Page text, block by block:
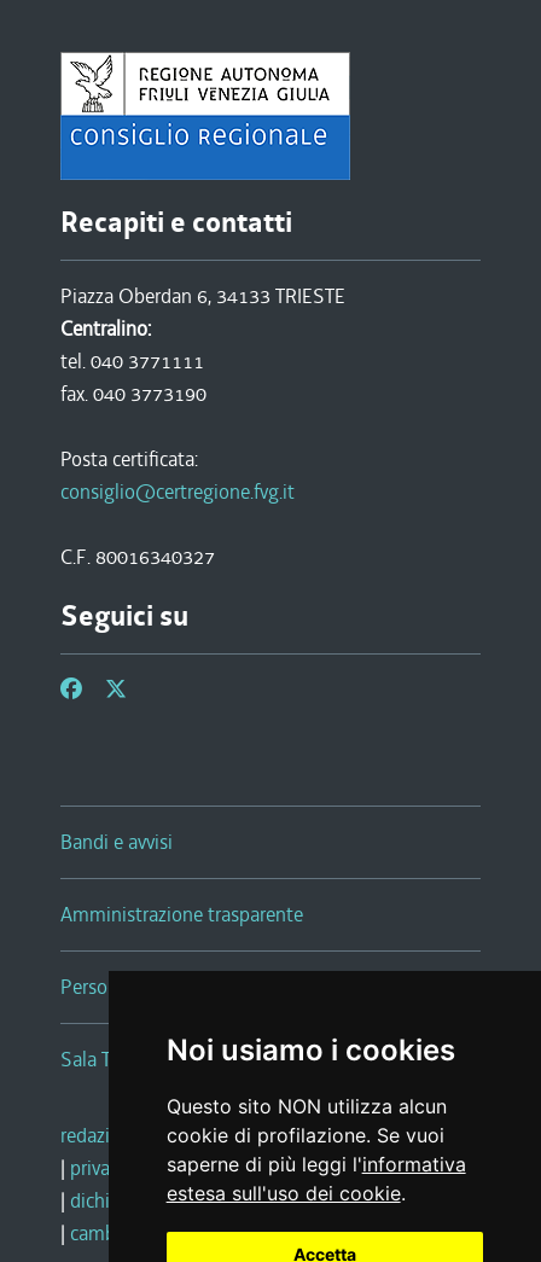
Noi usiamo i cookies
Questo sito NON utilizza alcun
cookie di profilazione. Se vuoi
saperne di più leggi l'informativa
estesa sull'uso dei cookie.
Accetta
Recapiti e contatti
Piazza Oberdan 6, 34133 TRIESTE
Centralino:
tel. 040 3771111
fax. 040 3773190
Posta certificata:
consiglio@certregione.fvg.it
C.F. 80016340327
Seguici su
Bandi e avvisi
Amministrazione trasparente
Persone e Uffici
Sala Tiziano Tessitori
redazione web |note legali |glossario
| privacy
social media policy
| dichiarazione di accessibilità |feedback
| cambio preferenze cookie